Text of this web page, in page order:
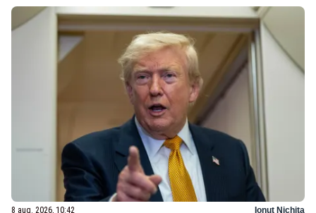
8 aug. 2026, 10:42 Ionuț Nichita